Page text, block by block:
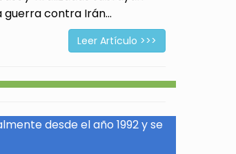
contra Irán...
Leer Artículo >>>
desde el año 1992 y se